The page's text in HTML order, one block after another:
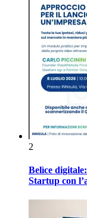
2
Belìce
Startup con